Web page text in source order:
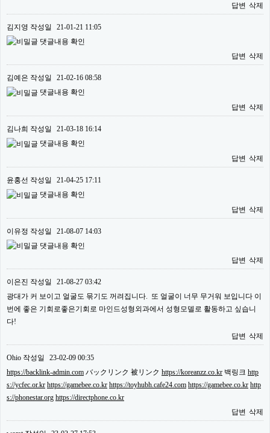
답변 삭제
김지영 작성일
21-01-21 11:05
댓글내용 확인
답변 삭제
김예은 작성일
21-02-16 08:58
댓글내용 확인
답변 삭제
김나희 작성일
21-03-18 16:14
댓글내용 확인
답변 삭제
윤홍선 작성일
21-04-25 17:11
댓글내용 확인
답변 삭제
이유정 작성일
21-08-07 14:03
댓글내용 확인
답변 삭제
이은진 작성일
21-08-27 03:42
광대가 커 보이고 얼굴도 묶기도 꺼려집니다. 또 얼굴이 너무 무거워 보입니다 이
번에 좋은 기회로좋은기회로 마인드성형외과에서 성형모델로 활동하고 싶습니
다!
답변 삭제
Ohio 작성일
23-02-09 00:35
https://backlink-admin.com バックリンク 被リンク https://koreanzz.co.kr 백링크 http
s://ycfec.or.kr https://gamebee.co.kr https://toyhubh.cafe24.com https://gamebee.co.kr http
s://phonestar.org https://directphone.co.kr
답변 삭제